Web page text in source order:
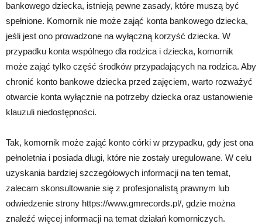
bankowego dziecka, istnieją pewne zasady, które muszą być
spełnione. Komornik nie może zająć konta bankowego dziecka,
jeśli jest ono prowadzone na wyłączną korzyść dziecka. W
przypadku konta wspólnego dla rodzica i dziecka, komornik
może zająć tylko część środków przypadających na rodzica. Aby
chronić konto bankowe dziecka przed zajęciem, warto rozważyć
otwarcie konta wyłącznie na potrzeby dziecka oraz ustanowienie
klauzuli niedostępności.
Tak, komornik może zająć konto córki w przypadku, gdy jest ona
pełnoletnia i posiada długi, które nie zostały uregulowane. W celu
uzyskania bardziej szczegółowych informacji na ten temat,
zalecam skonsultowanie się z profesjonalistą prawnym lub
odwiedzenie strony https://www.gmrecords.pl/, gdzie można
znaleźć więcej informacji na temat działań komorniczych.